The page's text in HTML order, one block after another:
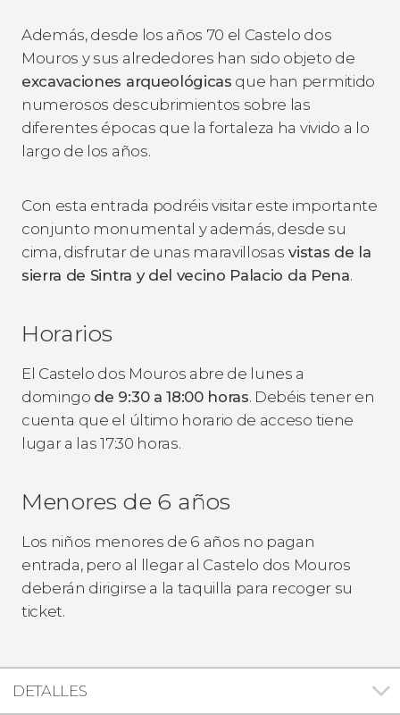
Además, desde los años 70 el Castelo dos
Mouros y sus alrededores han sido objeto de
excavaciones arqueológicas que han permitido
numerosos descubrimientos sobre las
diferentes épocas que la fortaleza ha vivido a lo
largo de los años.
Con esta entrada podréis visitar este importante
conjunto monumental y además, desde su
cima, disfrutar de unas maravillosas vistas de la
sierra de Sintra y del vecino Palacio da Pena.
Horarios
El Castelo dos Mouros abre de lunes a
domingo de 9:30 a 18:00 horas. Debéis tener en
cuenta que el último horario de acceso tiene
lugar a las 17:30 horas.
Menores de 6 años
Los niños menores de 6 años no pagan
entrada, pero al llegar al Castelo dos Mouros
deberán dirigirse a la taquilla para recoger su
ticket.
DETALLES